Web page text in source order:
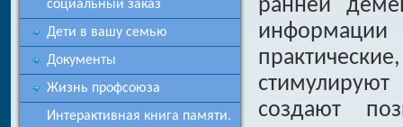
социальный заказ
Дети в вашу семью
Документы
Жизнь профсоюза
Интерактивная книга памяти.
ранней
информации
создают